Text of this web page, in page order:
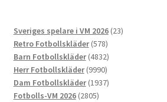
Sveriges spelare i VM 2026 2323
Retro Fotbollskläder 578578
produkter
Barn Fotbollskläder 48324832
produkter
Herr Fotbollskläder 99909990
produkter
Dam Fotbollskläder 19371937
Fotbolls-VM 2026 28052805